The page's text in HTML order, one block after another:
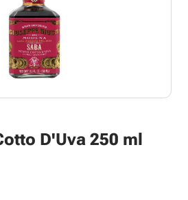
D'Uva 250 ml